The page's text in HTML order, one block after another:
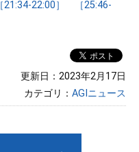
［21:34-22:00］
［25:46-
更新日：2023年2月17日
カテゴリ： AGIニュース